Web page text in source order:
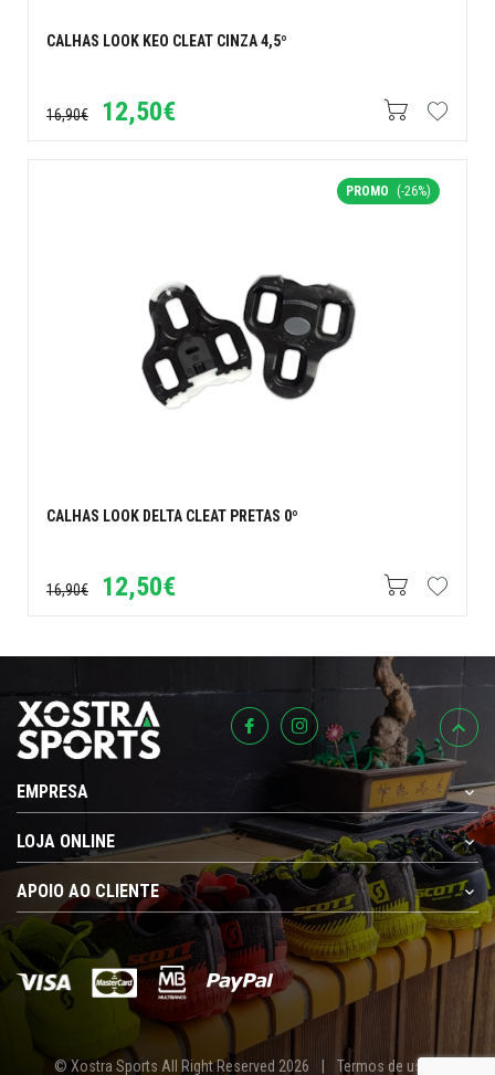
CALHAS LOOK KEO CLEAT CINZA 4,5º
16,90€ 12,50€
PROMO (-26%)
CALHAS LOOK DELTA CLEAT PRETAS 0º
16,90€ 12,50€
EMPRESA
LOJA ONLINE
APOIO AO CLIENTE
© Xostra Sports All Right Reserved 2026 Termos de uso e